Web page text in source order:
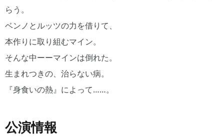
らう。
ベンノとルッツの力を借りて、
本作りに取り組むマイン。
そんな中ーーマインは倒れた。
生まれつきの、治らない病。
『身食いの熱』によって……。
公演情報